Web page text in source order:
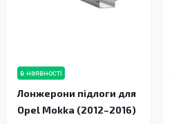
в наявності
Лонжерони підлоги для
Opel Mokka (2012–2016)